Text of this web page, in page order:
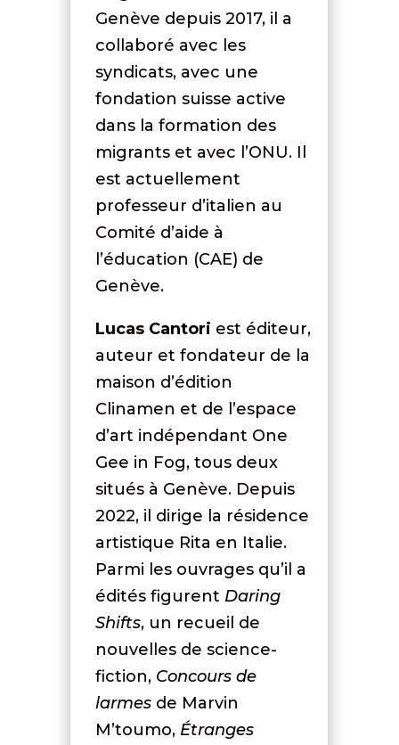
Genève depuis 2017, il a
collaboré avec les
syndicats, avec une
fondation suisse active
dans la formation des
migrants et avec l’ONU. Il
est actuellement
professeur d’italien au
Comité d’aide à
l’éducation (CAE) de
Genève.
Lucas Cantori est éditeur,
auteur et fondateur de la
maison d’édition
Clinamen et de l’espace
d’art indépendant One
Gee in Fog, tous deux
situés à Genève. Depuis
2022, il dirige la résidence
artistique Rita en Italie.
Parmi les ouvrages qu’il a
édités figurent Daring
Shifts, un recueil de
nouvelles de science-
fiction, Concours de
larmesde Marvin
M’toumo, Étranges